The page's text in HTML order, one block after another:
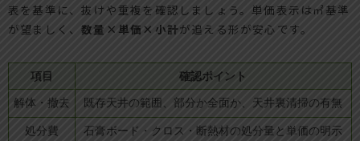
表を基準に、抜けや重複を確認しましょう。単価表示は㎡基準
が望ましく、数量×単価×小計が追える形が安心です。
項目 確認ポイント
解体・撤去 既存天井の範囲、部分か全面か、天井裏清掃の有無
処分費 石膏ボード・クロス・断熱材の処分量と単価の明示